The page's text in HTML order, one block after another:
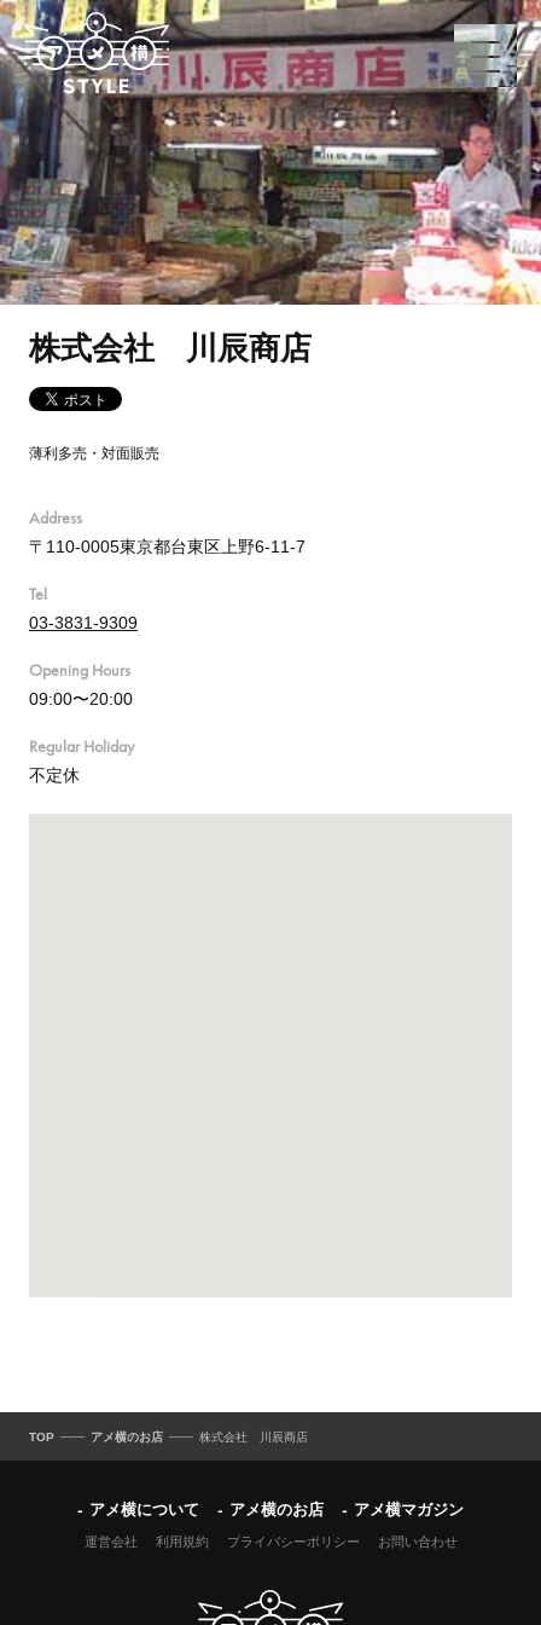
株式会社 川辰商店
薄利多売・対面販売
Address
〒110-0005東京都台東区上野6-11-7
Tel
03-3831-9309
Opening Hours
09:00〜20:00
Regular Holiday
不定休
TOP アメ横のお店 株式会社 川辰商店
アメ横について アメ横のお店 アメ横マガジン
運営会社 利用規約 プライバシーポリシー お問い合わせ